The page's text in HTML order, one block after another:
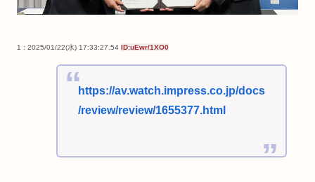
1 : 2025/01/22(水) 17:33:27.54 ID:uEwr/1XO0
https://av.watch.impress.co.jp/docs
/review/review/1655377.html